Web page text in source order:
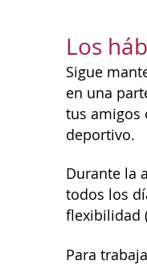
Los
Sigue
en una
tus amigos
deportivo.
Durante la
todos los
flexibilidad
Para